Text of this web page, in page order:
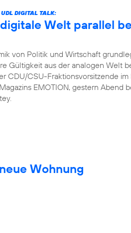
DIGITAL TALK:
Welt parallel
von Politik und Wirtschaft
Gültigkeit aus der analogen Welt
CDU/CSU-Fraktionsvorsitzende
EMOTION, gestern Abend
Wohnung